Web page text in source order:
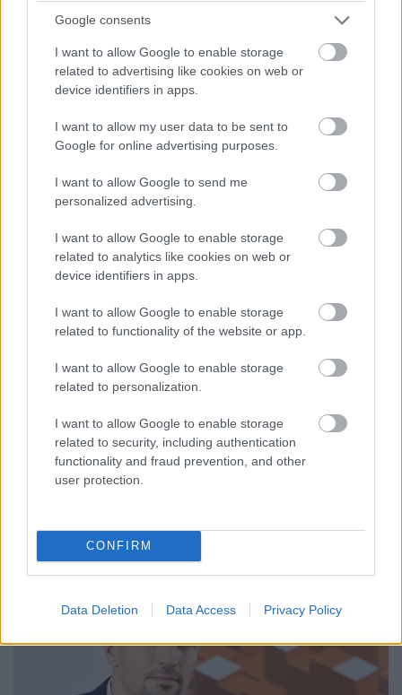
Google consents
I want to allow Google to enable storage
related to advertising like cookies on web or
device identifiers in apps.
I want to allow my user data to be sent to
Google for online advertising purposes.
I want to allow Google to send me
personalized advertising.
I want to allow Google to enable storage
related to analytics like cookies on web or
device identifiers in apps.
I want to allow Google to enable storage
related to functionality of the website or app.
I want to allow Google to enable storage
related to personalization.
I want to allow Google to enable storage
related to security, including authentication
functionality and fraud prevention, and other
user protection.
CONFIRM
Data Deletion Data Access Privacy Policy
A lakossági szektorban tavaly már beindult a
hitelezés, amelyet a kormányzati programok
is támogattak.
A vállalati oldal teljesítményéről az évközi
adatok alapján nagyjából az látszik, hogy
3% körüli növekedés volt 2024-ben, ezen
belül a KKV-hitelezés viszont csak alig 2%al
nőtt.
A korábbi támogatott programokból folyósított
hitelek szép lassan kifutnak, tavaly nagyon
alacsony volt a beruházási kedv, ezáltal
összességében csökkent a KKV-hitelezés.
elérték a negatív csúcsot, tehát a volumen
nem fog tovább csökkenni. Az első félévben
nem várható trendforduló, és lehet, hogy a